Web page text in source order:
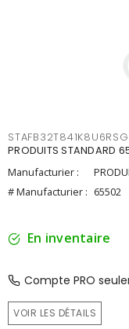
PRODUITS STANDARD
Manufacturier :
# Manufacturier : 65502
En inventaire
Compte PRO
VOIR LES DÉTAILS